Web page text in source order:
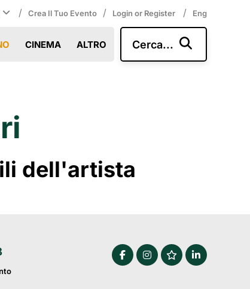
/ Crea Il Tuo Evento / Login or Register / Eng
CINEMA ALTRO Cerca...
dell'artista